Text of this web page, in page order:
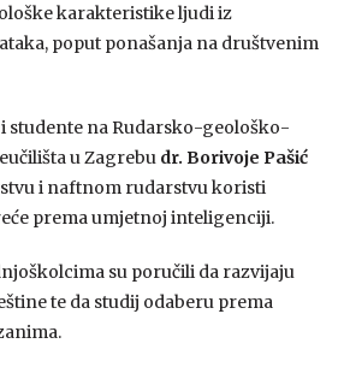
karakteristike ljudi iz
poput ponašanja na društvenim
studente na Rudarsko-geološko-
u Zagrebu dr. Borivoje Pašić
i naftnom rudarstvu koristi
prema umjetnoj inteligenciji.
su poručili da razvijaju
te da studij odaberu prema